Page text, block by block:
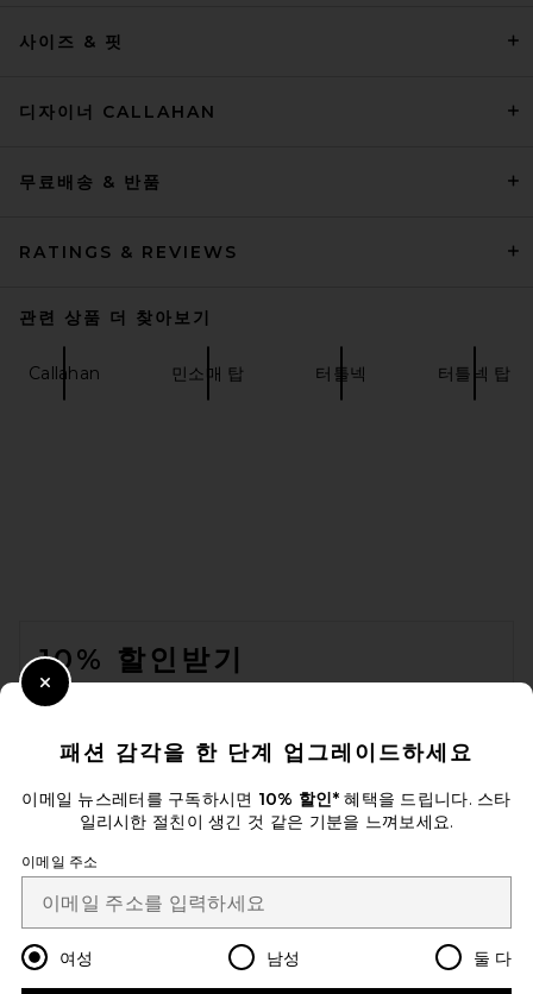
in Ivory
SRG Saffiyya Off The
Shoulder Sweater in Ivory
사이즈 & 핏
디자이너 CALLAHAN
무료배송 & 반품
RATINGS & REVIEWS
관련 상품 더 찾아보기
Callahan 민소매 탑 터틀넥 터틀넥 탑
10% 할인받기
이메일을 제출하여 뉴스레터를 구독하실 수 있습니다. 언제든지 수신 거
Email Address
Sign Up
Change Country Regions
패션 감각을 한 단계 업그레이드하세요
이메일 뉴스레터를 구독하시면 10% 할인*혜택을 드립니다. 스타
일리시한 절친이 생긴 것 같은 기분을 느껴보세요.
이메일 주소
여성 남성 둘 다
Close Modal